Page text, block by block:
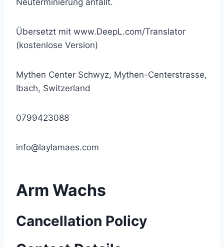
Neuterminierung anfällt.
Übersetzt mit www.DeepL.com/Translator
(kostenlose Version)
Mythen Center Schwyz, Mythen-Centerstrasse,
Ibach, Switzerland
0799423088
info@laylamaes.com
Arm Wachs
Cancellation Policy